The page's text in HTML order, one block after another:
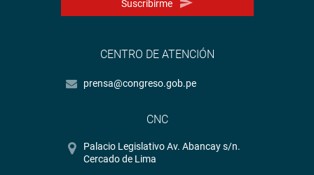
Suscribirme
CENTRO DE ATENCIÓN
prensa@congreso.gob.pe
CNC
Palacio Legislativo Av. Abancay s/n.
Cercado de Lima